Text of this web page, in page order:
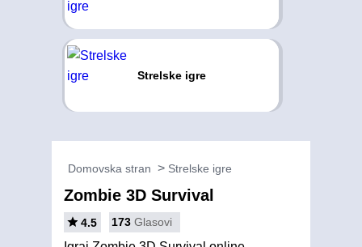
Strelske igre
Domovska stran Strelske igre
Zombie 3D Survival
4.5 173 Glasovi